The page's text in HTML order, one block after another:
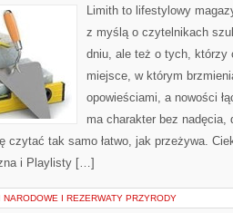
Limith to lifestylowy
z myślą o czytelnikach
dniu, ale też o tych, którzy
miejsce, w którym
opowieściami, a nowości
ma charakter bez
czytać tak samo łatwo, jak przeżywa.
i Playlisty […]
NARODOWE I REZERWATY PRZYRODY